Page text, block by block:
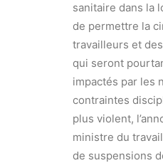
sanitaire dans la
de permettre la
travailleurs et
qui seront
impactés par les
contraintes
plus violent,
ministre du
de suspensions